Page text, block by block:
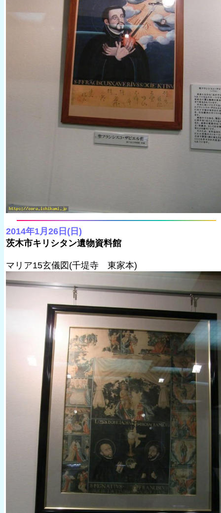
2014年1月26日(日)
茨木市キリシタン遺物資料館
マリア15玄儀図(千堤寺 東家本)